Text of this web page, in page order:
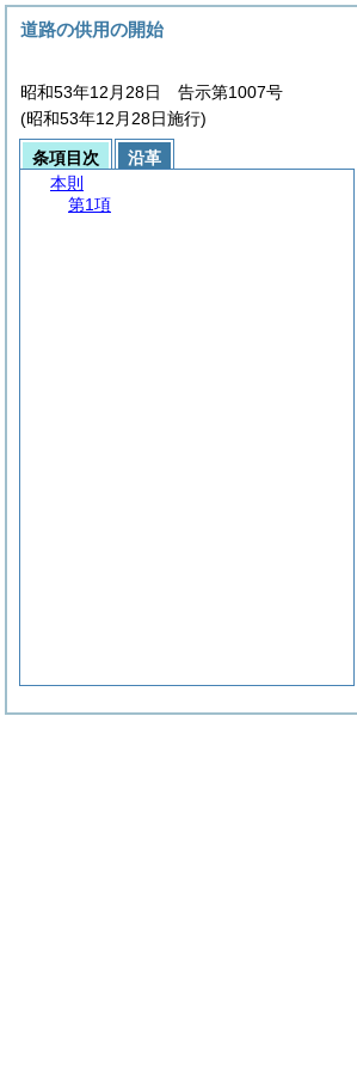
道路の供用の開始
昭和53年12月28日 告示第1007号
(昭和53年12月28日施行)
条項目次
沿革
本則
第1項